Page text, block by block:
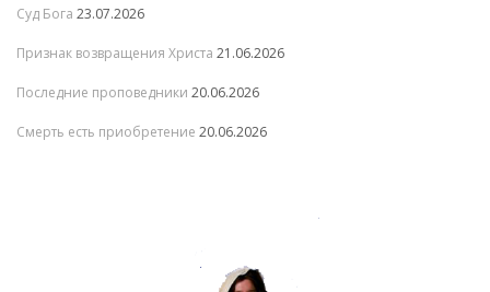
Суд Бога 23.07.2026
Признак возвращения Христа 21.06.2026
Последние проповедники 20.06.2026
Смерть есть приобретение 20.06.2026